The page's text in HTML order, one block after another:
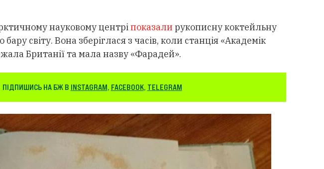
науковому центріпоказали рукописну коктейльну
світу. Вона зберіглася з часів, коли станція «Академік
Британії та мала назву «Фарадей».
ПІДПИШИСЬ НА БЖ В INSTAGRAM, FACEBOOK, TELEGRAM